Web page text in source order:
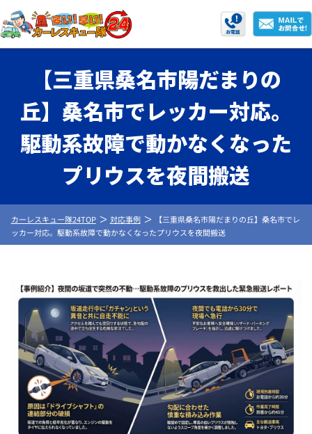
【三重県桑名市陽だまりの
丘】桑名市でレッカー対応。
駆動系故障で動かなくなった
プリウスを夜間搬送
カーレスキュー隊24TOP 対応事例
【三重県桑名市陽だまりの丘】桑名市でレ
ッカー対応。駆動系故障で動かなくなったプリウスを夜間搬送